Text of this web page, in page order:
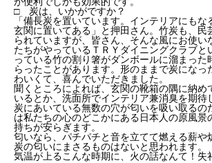
□ 炭は、いかがですか？
「備長炭を置いています。インテリアにも
玄関に置いてある」と押田さん。竹炭も、民
られていますが、皆さん、そんな風にお使い
たちがやっているＴＲＹダイニングクラブと
っている竹の割り箸がダンボールに溜まった
らったことがあります。形のままで炭になっ
わいくて、喜んでいただきました。
聞くところによれば、玄関の靴箱の隅に納め
いるとか、洗面所でインテリア兼消臭を期待
炭にあいている無数の穴が匂いを吸い取るの
は私たちの心のどこかにある日本人の原風景
持ちが安らぎます。
匂いなら、パチパチと音を立てて燃える薪や
炭の匂いにまさるものはないと思われます。
気温が上るこんな時期に、火の話なんて！失